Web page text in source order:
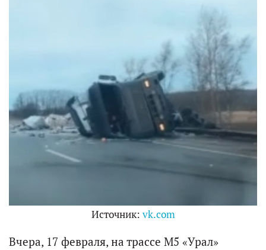
Источник: vk.com
Вчера, 17 февраля, на трассе M5 «Урал»